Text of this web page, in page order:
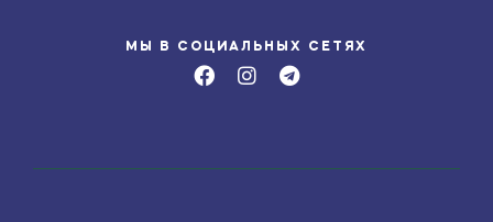
МЫ В СОЦИАЛЬНЫХ СЕТЯХ